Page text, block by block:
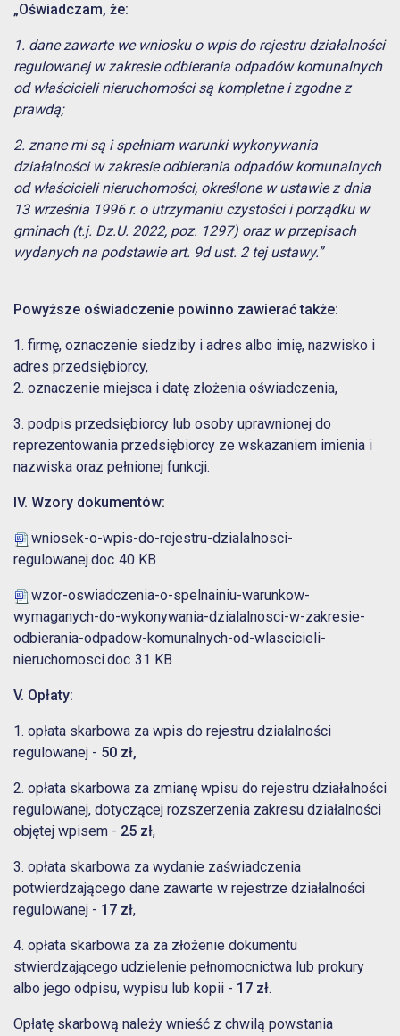
„Oświadczam, że:
1. dane zawarte we wniosku o wpis do rejestru działalności
regulowanej w zakresie odbierania odpadów komunalnych
od właścicieli nieruchomości są kompletne i zgodne z
prawdą;
2. znane mi są i spełniam warunki wykonywania
działalności w zakresie odbierania odpadów komunalnych
od właścicieli nieruchomości, określone w ustawie z dnia
13 września 1996 r. o utrzymaniu czystości i porządku w
gminach (t.j. Dz.U. 2022, poz. 1297) oraz w przepisach
wydanych na podstawie art. 9d ust. 2 tej ustawy.”
Powyższe oświadczenie powinno zawierać także:
1. firmę, oznaczenie siedziby i adres albo imię, nazwisko i
adres przedsiębiorcy,
2. oznaczenie miejsca i datę złożenia oświadczenia,
3. podpis przedsiębiorcy lub osoby uprawnionej do
reprezentowania przedsiębiorcy ze wskazaniem imienia i
nazwiska oraz pełnionej funkcji.
IV. Wzory dokumentów:
wniosek-o-wpis-do-rejestru-dzialalnosci-
regulowanej.doc 40 KB
wzor-oswiadczenia-o-spelnainiu-warunkow-
wymaganych-do-wykonywania-dzialalnosci-w-zakresie-
odbierania-odpadow-komunalnych-od-wlascicieli-
nieruchomosci.doc 31 KB
V. Opłaty:
1. opłata skarbowa za wpis do rejestru działalności
regulowanej - 50 zł,
2. opłata skarbowa za zmianę wpisu do rejestru działalności
regulowanej, dotyczącej rozszerzenia zakresu działalności
objętej wpisem - 25 zł,
3. opłata skarbowa za wydanie zaświadczenia
potwierdzającego dane zawarte w rejestrze działalności
regulowanej - 17 zł,
4. opłata skarbowa za za złożenie dokumentu
stwierdzającego udzielenie pełnomocnictwa lub prokury
albo jego odpisu, wypisu lub kopii - 17 zł.
Opłatę skarbową należy wnieść z chwilą powstania